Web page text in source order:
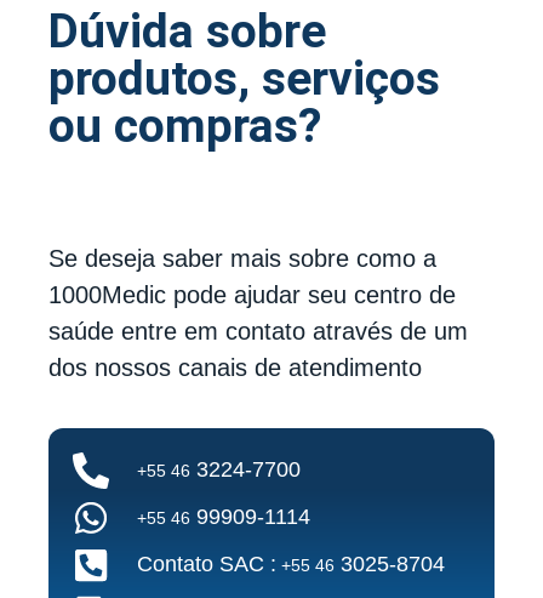
Dúvida sobre
produtos, serviços
ou compras?
Se deseja saber mais sobre como a
1000Medic pode ajudar seu centro de
saúde entre em contato através de um
dos nossos canais de atendimento
+55 463224-7700
+55 4699909-1114
Contato SAC : +55 463025-8704